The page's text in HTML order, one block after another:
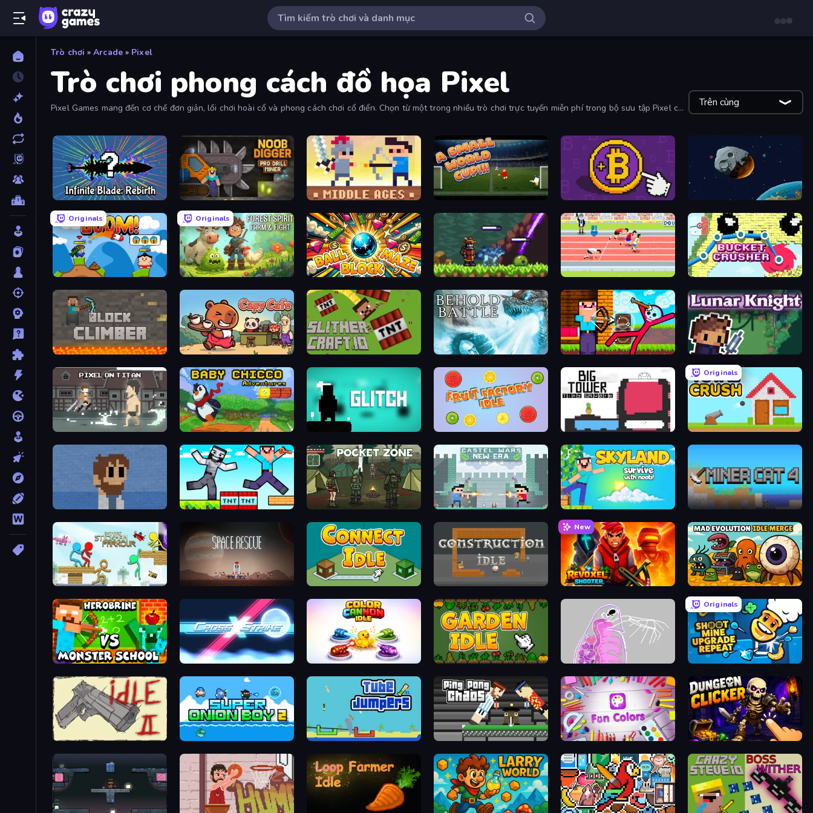
Trò chơi » Arcade » Pixel
Trò chơi phong cách đồ họa Pixel
Pixel Games mang đến cơ chế đơn giản, lối chơi hoài cổ và phong cách chơi cổ điển. Chọn từ một trong nhiều trò chơi trực tuyến miễn phí trong bộ sưu tập Pixel của
Trên cùng
Infinite Blade: Rebirth Noob Digger: Pro Drill Miner Castle Wars: Middle Ages A Small World Cup Money Maker
Originals
Boom!
Originals
Forest Spirit: Farm & Fight Ball Block Maze Monster Sanctuary Sports Hero Bucket Crusher
Block Climber Capy Cafe SlitherCraft.io Behold Battle Noob Archer vs Stickman Zombie Lunar Knight
Pixel on Titan: AoT Baby Chicco Adventures Fruit Factory Idle Big Tower Tiny Square
Originals
Total Crush
Noob Gigachad: Parkour Tricks Challenge Pocket Zone Castle Wars: New Era Skyland Survive With Noob! Miner Cat 4
Stickman Parkour Master Space Rescue Connect idle Construction Idle
New
Revoxel Shooter Mad Evolution: Idle Merge
Herobrine vs Monster School Cross Strike Color Cannon Idle Garden Idle Orb.Farm
Originals
Shoot Mine Upgrade Repeat
Idle Gun 2 Super Onion Boy 2 Tube Jumpers Ping Pong Chaos Fun Colors Dungeon Clicker